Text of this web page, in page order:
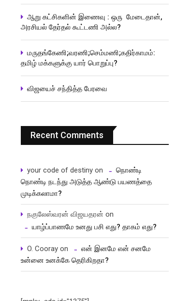
ஆறு கட்சிகளின் இணைவு : ஒரு மேடைதான்,
அரசியல் தேர்தல் கூட்டணி அல்ல?
மருதங்கேணி;வரணி;செம்மணி;கதிர்காமம்:
தமிழ் மக்களுக்கு யார் பொறுப்பு?
விஜயைச் சந்தித்த பேரவை
Recent Comments
your code of destiny on
நொண்டி
நொண்டி நடந்து அடுத்த ஆண்டு பயணத்தை
முடிக்கலாமா?
நகுலேஸ்வரன் விஜயதரன் on
யாழ்ப்பாணமே உனது பசி எது? தாகம் எது?
O. Cooray on
என் இனமே என் சனமே
உன்னை உனக்கே தெரிகிறதா?